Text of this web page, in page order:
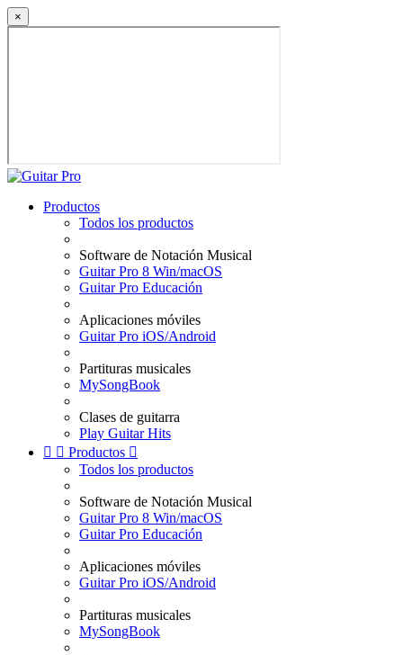
×
Productos
Todos los productos
Software de Notación Musical
Guitar Pro 8 Win/macOS
Guitar Pro Educación
Aplicaciones móviles
Guitar Pro iOS/Android
Partituras musicales
MySongBook
Clases de guitarra
Play Guitar Hits
  Productos 
Todos los productos
Software de Notación Musical
Guitar Pro 8 Win/macOS
Guitar Pro Educación
Aplicaciones móviles
Guitar Pro iOS/Android
Partituras musicales
MySongBook